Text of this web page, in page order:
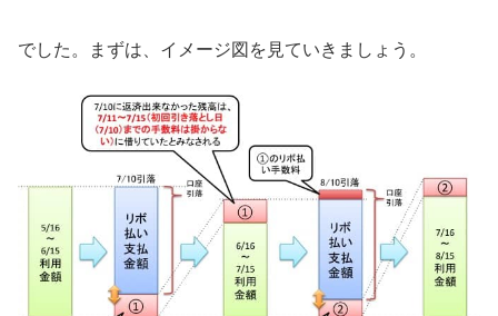
でした。まずは、イメージ図を見ていきましょう。